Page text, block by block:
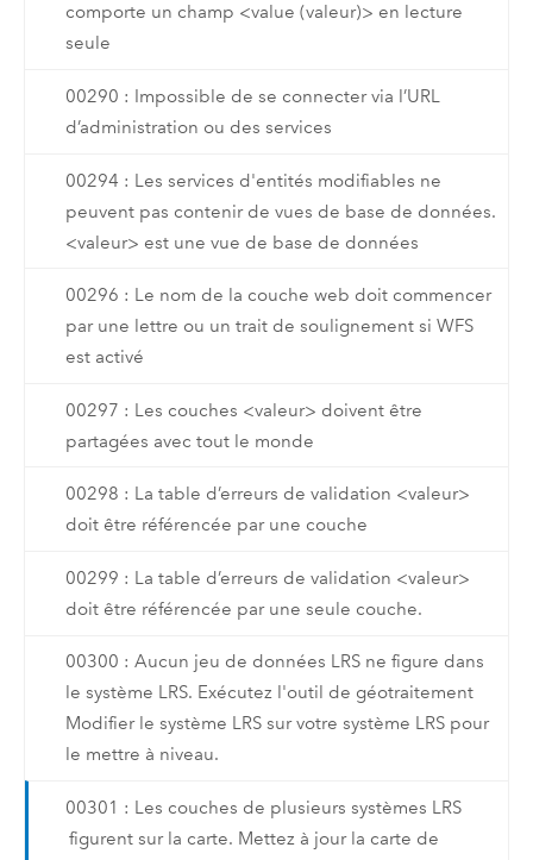
comporte un champ <value (valeur)> en lecture
seule
00290 : Impossible de se connecter via l’URL
d’administration ou des services
00294 : Les services d'entités modifiables ne
peuvent pas contenir de vues de base de données.
<valeur> est une vue de base de données
00296 : Le nom de la couche web doit commencer
par une lettre ou un trait de soulignement si WFS
est activé
00297 : Les couches <valeur> doivent être
partagées avec tout le monde
00298 : La table d’erreurs de validation <valeur>
doit être référencée par une couche
00299 : La table d’erreurs de validation <valeur>
doit être référencée par une seule couche.
00300 : Aucun jeu de données LRS ne figure dans
le système LRS. Exécutez l'outil de géotraitement
Modifier le système LRS sur votre système LRS pour
le mettre à niveau.
00301 : Les couches de plusieurs systèmes LRS
figurent sur la carte. Mettez à jour la carte de